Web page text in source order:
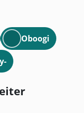
Oboogi